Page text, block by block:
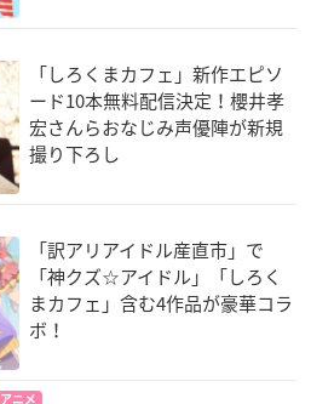
「しろくまカフェ」新作エピソ
ード10本無料配信決定！櫻井孝
宏さんらおなじみ声優陣が新規
撮り下ろし
「訳アリアイドル産直市」で
「神クズ☆アイドル」「しろく
まカフェ」含む4作品が豪華コラ
ボ！
アニメ